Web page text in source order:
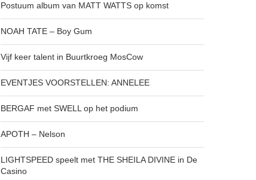
Postuum album van MATT WATTS op komst
NOAH TATE – Boy Gum
Vijf keer talent in Buurtkroeg MosCow
EVENTJES VOORSTELLEN: ANNELEE
BERGAF met SWELL op het podium
APOTH – Nelson
LIGHTSPEED speelt met THE SHEILA DIVINE in De
Casino